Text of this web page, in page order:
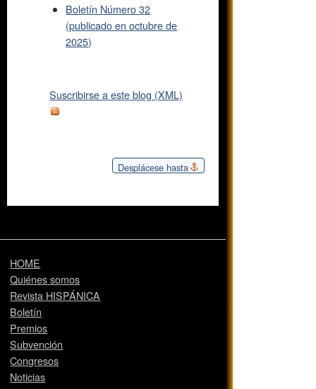
Boletín Número 32
(publicado en octubre de
2025)
Suscribirse a este blog (XML)
Desplácese hasta
HOME
Quiénes somos
Revista HISPÁNICA
Boletín
Premios
Subvención
Congresos
Noticias